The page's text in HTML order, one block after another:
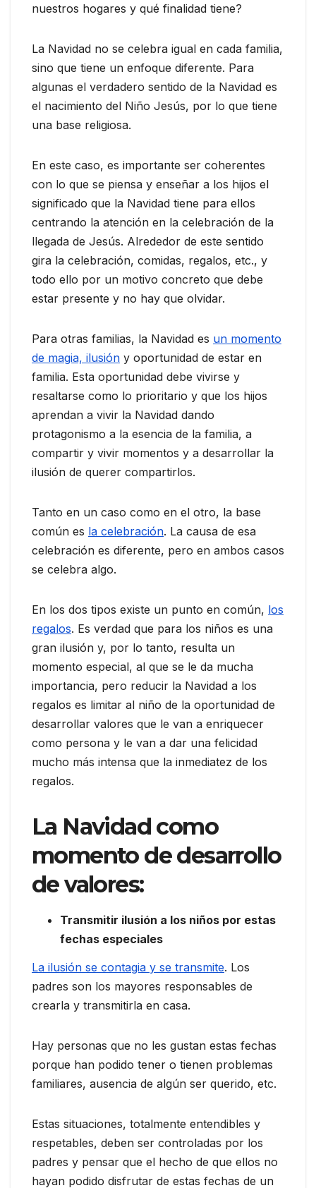
nuestros hogares y qué finalidad tiene?
La Navidad no se celebra igual en cada familia,
sino que tiene un enfoque diferente. Para
algunas el verdadero sentido de la Navidad es
el nacimiento del Niño Jesús, por lo que tiene
una base religiosa.
En este caso, es importante ser coherentes
con lo que se piensa y enseñar a los hijos el
significado que la Navidad tiene para ellos
centrando la atención en la celebración de la
llegada de Jesús. Alrededor de este sentido
gira la celebración, comidas, regalos, etc., y
todo ello por un motivo concreto que debe
estar presente y no hay que olvidar.
Para otras familias, la Navidad es un momento
de magia, ilusión y oportunidad de estar en
familia. Esta oportunidad debe vivirse y
resaltarse como lo prioritario y que los hijos
aprendan a vivir la Navidad dando
protagonismo a la esencia de la familia, a
compartir y vivir momentos y a desarrollar la
ilusión de querer compartirlos.
Tanto en un caso como en el otro, la base
común es la celebración. La causa de esa
celebración es diferente, pero en ambos casos
se celebra algo.
En los dos tipos existe un punto en común, los
regalos. Es verdad que para los niños es una
gran ilusión y, por lo tanto, resulta un
momento especial, al que se le da mucha
importancia, pero reducir la Navidad a los
regalos es limitar al niño de la oportunidad de
desarrollar valores que le van a enriquecer
como persona y le van a dar una felicidad
mucho más intensa que la inmediatez de los
regalos.
La Navidad como
momento de desarrollo
de valores:
Transmitir ilusión a los niños por estas
fechas especiales
La ilusión se contagia y se transmite. Los
padres son los mayores responsables de
crearla y transmitirla en casa.
Hay personas que no les gustan estas fechas
porque han podido tener o tienen problemas
familiares, ausencia de algún ser querido, etc.
Estas situaciones, totalmente entendibles y
respetables, deben ser controladas por los
padres y pensar que el hecho de que ellos no
hayan podido disfrutar de estas fechas de un